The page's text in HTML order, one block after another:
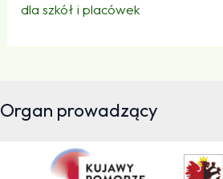
dla szkół i placówek
Organ prowadzący